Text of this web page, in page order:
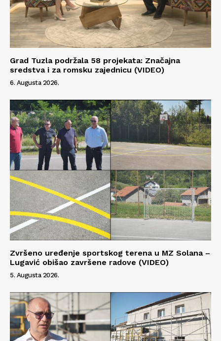
Info
O nama
Kontakt
Impressum
Grad Tuzla podržala 58 projekata: Značajna
sredstva i za romsku zajednicu (VIDEO)
6. Augusta 2026.
Zvršeno uređenje sportskog terena u MZ Solana –
Lugavić obišao završene radove (VIDEO)
5. Augusta 2026.